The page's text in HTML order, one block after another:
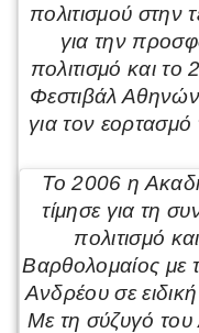
πολιτισμού στην
για την
πολιτισμό και
Φεστιβάλ Αθηνών
για τον
Το 2006 η
τίμησε για τη
πολιτισμό
Βαρθολομαίος με
Ανδρέου σε
Με τη σύζυγό